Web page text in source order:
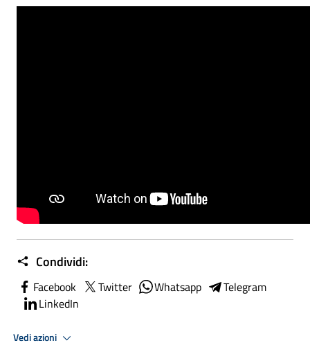
Condividi:
Facebook Twitter Whatsapp
Telegram
LinkedIn
Vedi azioni